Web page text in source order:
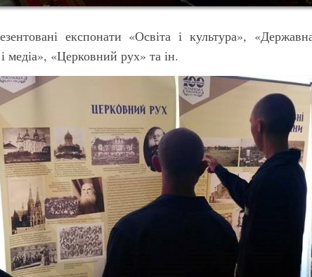
експонати «Освіта і культура»,
медіа», «Церковний рух» та ін.